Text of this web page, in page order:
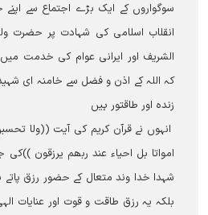
سوگواروں کے ایک بڑے اجتماع سے
انقلاب اسلامی کی شہادت پر حضرت
الشریف اور ایرانی عوام کی خدمت
کہ اللہ کے اذن و فضل سے خامنہ ای
زندہ اور طاقتور ہیں
انہوں نے قرآن کریم کی آيت ((ولا
امواتا بل احیاء عند ربھم یرزقون ))کی
شہدا خدا وند متعال کے حضور رزق
بلکہ یہ رزق طاقت و قوت اور عنایات